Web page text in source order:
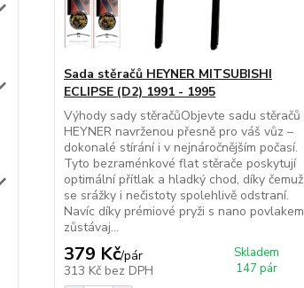
Sada stěračů HEYNER MITSUBISHI
ECLIPSE (D2) 1991 - 1995
Výhody sady stěračůObjevte sadu stěračů
HEYNER navrženou přesně pro váš vůz –
dokonalé stírání i v nejnáročnějším počasí.
Tyto bezraménkové flat stěrače poskytují
optimální přítlak a hladký chod, díky čemuž
se srážky i nečistoty spolehlivě odstraní.
Navíc díky prémiové pryži s nano povlakem
zůstávaj...
379 Kč/pár
313 Kč bez DPH
Skladem
147 pár